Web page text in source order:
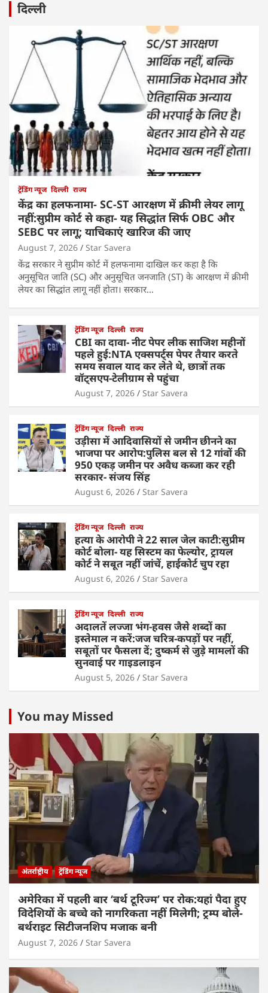
दिल्ली
ट्रेंडिंग न्यूज दिल्ली राज्य
केंद्र का हलफनामा- SC-ST आरक्षण में क्रीमी लेयर लागू
नहीं:सुप्रीम कोर्ट से कहा- यह सिद्धांत सिर्फ OBC और
SEBC पर लागू; याचिकाएं खारिज की जाए
August 7, 2026 Star Savera
केंद्र सरकार ने सुप्रीम कोर्ट में हलफनामा दाखिल कर कहा है कि
अनुसूचित जाति (SC) और अनुसूचित जनजाति (ST) के आरक्षण में क्रीमी
लेयर का सिद्धांत लागू नहीं होता। सरकार…
ट्रेंडिंग न्यूज दिल्ली राज्य
CBI का दावा- नीट पेपर लीक साजिश महीनों
पहले हुई:NTA एक्सपर्ट्स पेपर तैयार करते
समय सवाल याद कर लेते थे, छात्रों तक
वॉट्सएप-टेलीग्राम से पहुंचा
August 7, 2026 Star Savera
ट्रेंडिंग न्यूज दिल्ली राज्य
उड़ीसा में आदिवासियों से जमीन छीनने का
भाजपा पर आरोप:पुलिस बल से 12 गांवों की
950 एकड़ जमीन पर अवैध कब्जा कर रही
सरकार- संजय सिंह
August 6, 2026 Star Savera
ट्रेंडिंग न्यूज दिल्ली राज्य
हत्या के आरोपी ने 22 साल जेल काटी:सुप्रीम
कोर्ट बोला- यह सिस्टम का फेल्योर, ट्रायल
कोर्ट ने सबूत नहीं जांचें, हाईकोर्ट चुप रहा
August 6, 2026 Star Savera
ट्रेंडिंग न्यूज दिल्ली राज्य
अदालतें लज्जा भंग-हवस जैसे शब्दों का
इस्तेमाल न करें:जज चरित्र-कपड़ों पर नहीं,
सबूतों पर फैसला दें; दुष्कर्म से जुड़े मामलों की
सुनवाई पर गाइडलाइन
August 5, 2026 Star Savera
You may Missed
अंतर्राष्ट्रीय ट्रेंडिंग न्यूज
अमेरिका में पहली बार ‘बर्थ टूरिज्म’ पर रोक:यहां पैदा हुए
विदेशियों के बच्चे को नागरिकता नहीं मिलेगी; ट्रम्प बोले-
बर्थराइट सिटीजनशिप मजाक बनी
August 7, 2026 Star Savera